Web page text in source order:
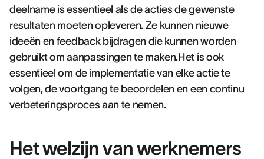
deelname is essentieel als de acties de gewenste
resultaten moeten opleveren. Ze kunnen nieuwe
ideeën en feedback bijdragen die kunnen worden
gebruikt om aanpassingen te maken.Het is ook
essentieel om de implementatie van elke actie te
volgen, de voortgang te beoordelen en een continu
verbeteringsproces aan te nemen.
Het welzijn van werknemers